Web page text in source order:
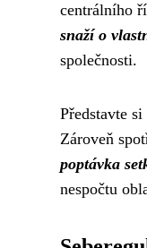
centrálního
snaží o
společnosti.
Představte
Zároveň
poptávka
nespočtu